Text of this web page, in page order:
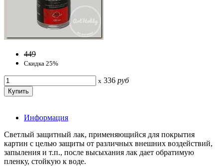
449
Скидка 25%
x 336 руб
Информация
Светлый защитный лак, применяющийся для покрытия
картин с целью защиты от различных внешних воздействий,
запыления и т.п., после высыхания лак дает обратимую
пленку, стойкую к воде.